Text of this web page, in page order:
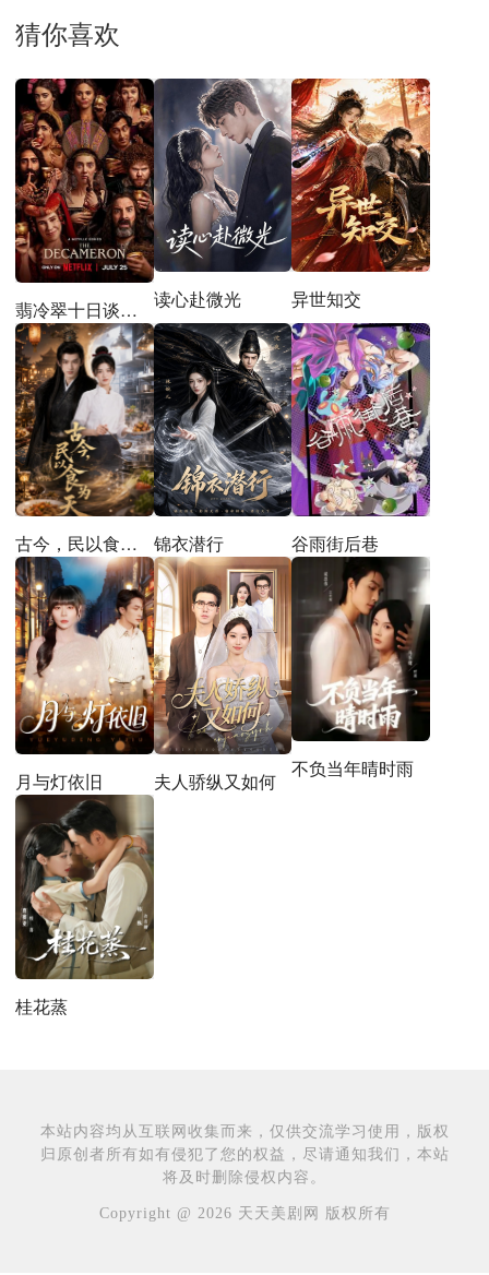
猜你喜欢
翡冷翠十日谈第一季 读心赴微光 异世知交
古今，民以食为天 锦衣潜行 谷雨街后巷
月与灯依旧 夫人骄纵又如何
不负当年晴时雨
桂花蒸
本站内容均从互联网收集而来，仅供交流学习使用，版权
归原创者所有如有侵犯了您的权益，尽请通知我们，本站
将及时删除侵权内容。
Copyright @ 2026 天天美剧网 版权所有